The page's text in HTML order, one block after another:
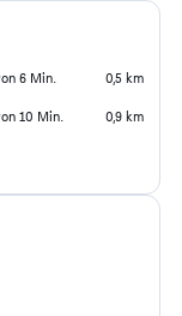
6 Min. 0,5 km
10 Min. 0,9 km